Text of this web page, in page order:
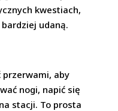
kwestiach,
udaną.
przerwami, aby
nogi, napić się
stacji. To prosta